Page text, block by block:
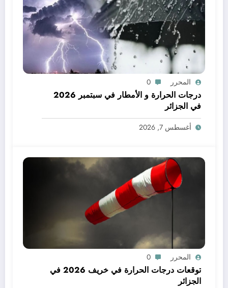
المحرر 0
درجات الحرارة و الأمطار في سبتمبر 2026
في الجزائر
أغسطس 7, 2026
المحرر 0
توقعات درجات الحرارة في خريف 2026 في
الجزائر